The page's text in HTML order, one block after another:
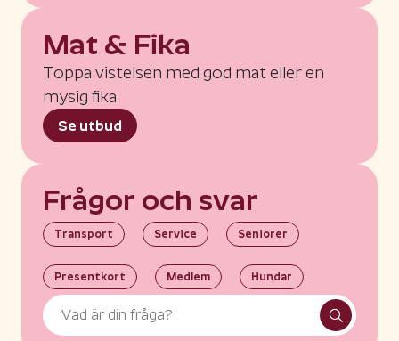
Mat & Fika
Toppa vistelsen med god mat eller en
mysig fika
Se utbud
Frågor och svar
Transport Service Seniorer
Presentkort Medlem Hundar